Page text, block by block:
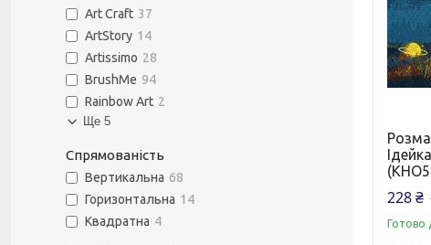
228 ₴
Готово
Art Craft 37
ArtStory 14
Artissimo 28
BrushMe 94
Rainbow Art 2
Ще 5
Спрямованість
Вертикальна 68
Горизонтальна 14
Квадратна 4